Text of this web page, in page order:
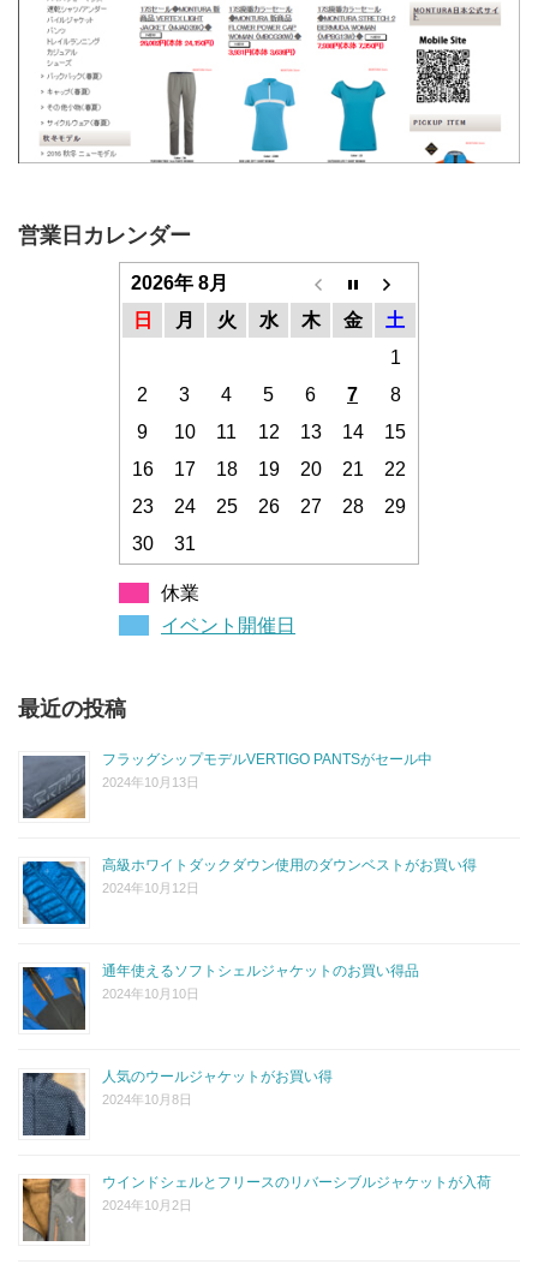
営業日カレンダー
2026年 8月
日
月 火 水 木 金
土
1
2
3 4 5 6 7
8
9
10 11 12 13 14
15
16
17 18 19 20 21
22
23
24 25 26 27 28
29
30
31
休業
イベント開催日
最近の投稿
フラッグシップモデルVERTIGO PANTSがセール中
2024年10月13日
高級ホワイトダックダウン使用のダウンベストがお買い得
2024年10月12日
通年使えるソフトシェルジャケットのお買い得品
2024年10月10日
人気のウールジャケットがお買い得
2024年10月8日
ウインドシェルとフリースのリバーシブルジャケットが入荷
2024年10月2日